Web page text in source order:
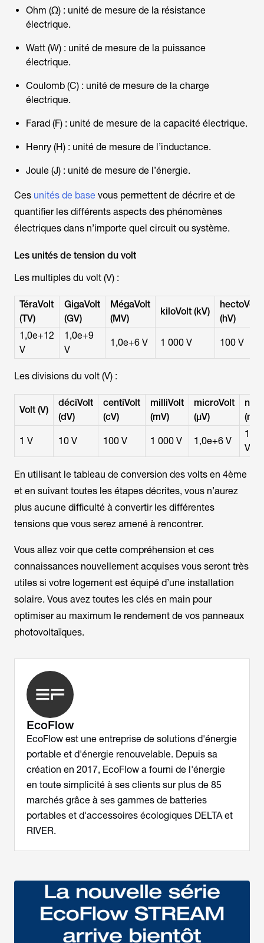
Ohm (Ω) : unité de mesure de la résistance
électrique.
Watt (W) : unité de mesure de la puissance
électrique.
Coulomb (C) : unité de mesure de la charge
électrique.
Farad (F) : unité de mesure de la capacité électrique.
Henry (H) : unité de mesure de l’inductance.
Joule (J) : unité de mesure de l’énergie.
Ces unités de base vous permettent de décrire et de
quantifier les différents aspects des phénomènes
électriques dans n’importe quel circuit ou système.
Les unités de tension du volt
Les multiples du volt (V) :
TéraVolt
(TV)
GigaVolt
(GV)
MégaVolt
(MV)
kiloVolt (kV)
hectoVolt
(hV)
1,0e+12
V
1,0e+9
V
1,0e+6 V 1 000 V 100 V
Les divisions du volt (V) :
Volt (V)
déciVolt
(dV)
centiVolt
(cV)
milliVolt
(mV)
microVolt
(µV)
(nV)
1 V 10 V 100 V 1 000 V 1,0e+6 V
V
En utilisant le tableau de conversion des volts en 4ème
et en suivant toutes les étapes décrites, vous n’aurez
plus aucune difficulté à convertir les différentes
tensions que vous serez amené à rencontrer.
Vous allez voir que cette compréhension et ces
connaissances nouvellement acquises vous seront très
utiles si votre logement est équipé d’une installation
solaire. Vous avez toutes les clés en main pour
optimiser au maximum le rendement de vos panneaux
photovoltaïques.
EcoFlow
EcoFlow est une entreprise de solutions d'énergie
portable et d'énergie renouvelable. Depuis sa
création en 2017, EcoFlow a fourni de l'énergie
en toute simplicité à ses clients sur plus de 85
marchés grâce à ses gammes de batteries
portables et d'accessoires écologiques DELTA et
RIVER.